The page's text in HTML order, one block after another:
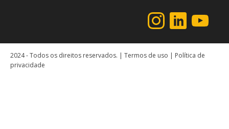
2024 - Todos os direitos reservados. | Termos de uso | Política de
privacidade